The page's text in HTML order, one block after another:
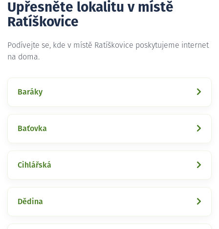
Upřesněte lokalitu v místě
Ratíškovice
Podívejte se, kde v místě Ratíškovice poskytujeme internet
na doma.
Baráky
Baťovka
Cihlářská
Dědina